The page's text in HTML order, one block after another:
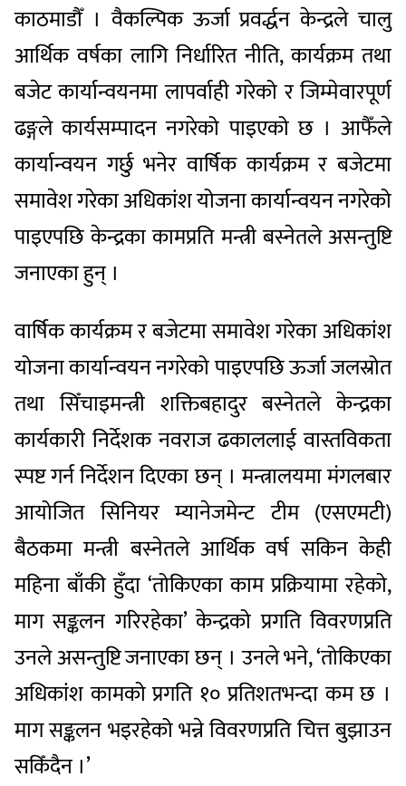
काठमाडौँ । वैकल्पिक ऊर्जा प्रवर्द्धन केन्द्रले चालु
आर्थिक वर्षका लागि निर्धारित नीति, कार्यक्रम तथा
बजेट कार्यान्वयनमा लापर्वाही गरेको र जिम्मेवारपूर्ण
ढङ्गले कार्यसम्पादन नगरेको पाइएको छ । आफैँले
कार्यान्वयन गर्छु भनेर वार्षिक कार्यक्रम र बजेटमा
समावेश गरेका अधिकांश योजना कार्यान्वयन नगरेको
पाइएपछि केन्द्रका कामप्रति मन्त्री बस्नेतले असन्तुष्टि
जनाएका हुन् ।
वार्षिक कार्यक्रम र बजेटमा समावेश गरेका अधिकांश
योजना कार्यान्वयन नगरेको पाइएपछि ऊर्जा जलस्रोत
तथा सिँचाइमन्त्री शक्तिबहादुर बस्नेतले केन्द्रका
कार्यकारी निर्देशक नवराज ढकाललाई वास्तविकता
स्पष्ट गर्न निर्देशन दिएका छन् । मन्त्रालयमा मंगलबार
आयोजित सिनियर म्यानेजमेन्ट टीम (एसएमटी)
बैठकमा मन्त्री बस्नेतले आर्थिक वर्ष सकिन केही
महिना बाँकी हुँदा ‘तोकिएका काम प्रक्रियामा रहेको,
माग सङ्कलन गरिरहेका’ केन्द्रको प्रगति विवरणप्रति
उनले असन्तुष्टि जनाएका छन् । उनले भने, ‘तोकिएका
अधिकांश कामको प्रगति १० प्रतिशतभन्दा कम छ ।
माग सङ्कलन भइरहेको भन्ने विवरणप्रति चित्त बुझाउन
सकिँदैन ।’